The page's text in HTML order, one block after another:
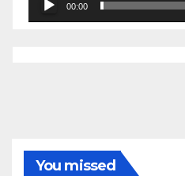
00:00
You missed